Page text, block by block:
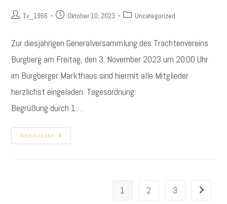
Beitrags-Tv_1966
BeitragOktober 10, 2023
Beitrags-Uncategorized
Zur diesjährigen Generalversammlung des Trachtenvereins
Burgberg am Freitag, den 3. November 2023 um 20.00 Uhr
im Burgberger Markthaus sind hiermit alle Mitglieder
herzlichst eingeladen. Tagesordnung:
Begrüßung durch 1.…
Weiterlesen Einladung
Zur
1 2 3 Zur